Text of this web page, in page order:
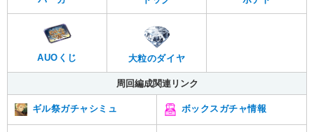
AUOくじ 大粒のダイヤ
周回編成関連リンク
ギル祭ガチャシミュ ボックスガチャ情報